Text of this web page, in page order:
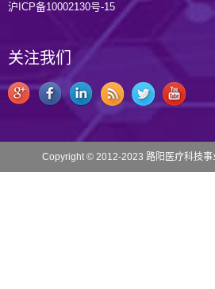
沪ICP备10002130号-15
关注我们
Copyright © 2012-2023 路阳医疗科技事